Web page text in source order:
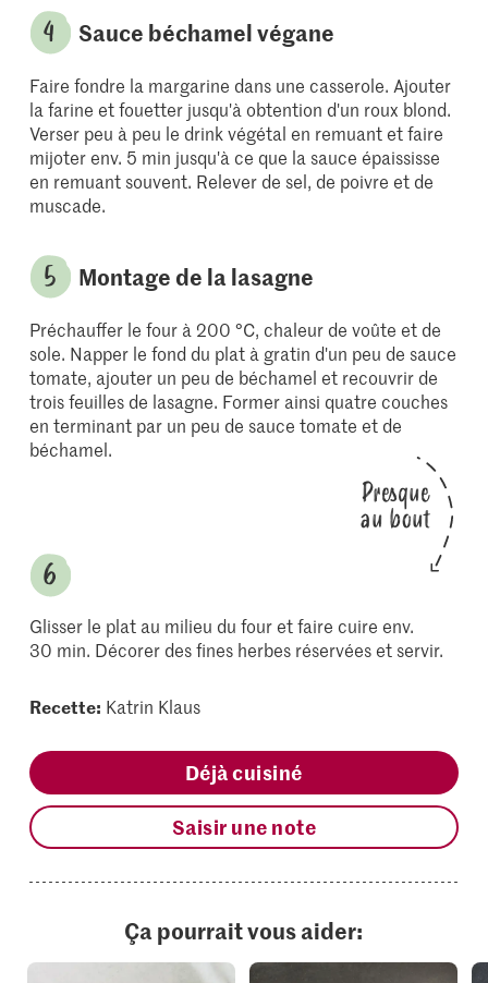
Sauce béchamel végane
Faire fondre la margarine dans une casserole. Ajouter
la farine et fouetter jusqu'à obtention d'un roux blond.
Verser peu à peu le drink végétal en remuant et faire
mijoter env. 5 min jusqu'à ce que la sauce épaississe
en remuant souvent. Relever de sel, de poivre et de
muscade.
Montage de la lasagne
Préchauffer le four à 200 °C, chaleur de voûte et de
sole. Napper le fond du plat à gratin d'un peu de sauce
tomate, ajouter un peu de béchamel et recouvrir de
trois feuilles de lasagne. Former ainsi quatre couches
en terminant par un peu de sauce tomate et de
béchamel.
Presque
au bout
Glisser le plat au milieu du four et faire cuire env.
30 min. Décorer des fines herbes réservées et servir.
Recette: Katrin Klaus
Déjà cuisiné
Saisir une note
Ça pourrait vous aider: